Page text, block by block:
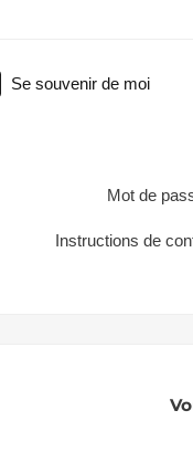
Se souvenir de moi
Mot de
Instructions de